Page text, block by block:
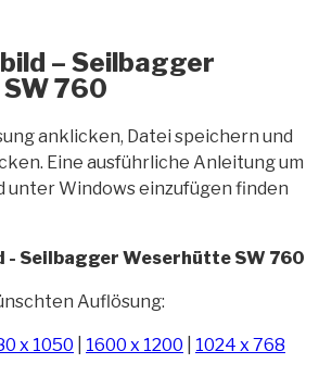
– Seilbagger
760
anklicken, Datei speichern und
Eine ausführliche Anleitung um
unter Windows einzufügen finden
Auflösung:
x 1050 1600 x 1200 1024 x 768